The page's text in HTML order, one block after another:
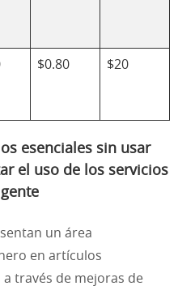
$0.80 $20
esenciales sin usar
el uso de los servicios
un área
en artículos
través de mejoras de